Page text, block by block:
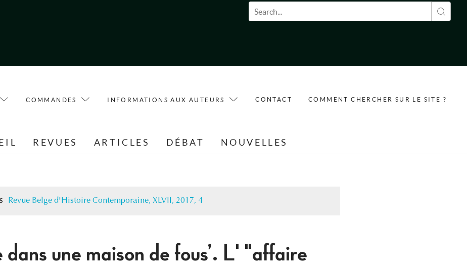
Formulaire de recherche
COMMANDES INFORMATIONS AUX AUTEURS CONTACT COMMENT CHERCHER SUR LE SITE ?
REVUES ARTICLES DÉBAT NOUVELLES
Revue Belge d'Histoire Contemporaine, XLVII, 2017, 4
dans une maison de fous’. L' "affaire